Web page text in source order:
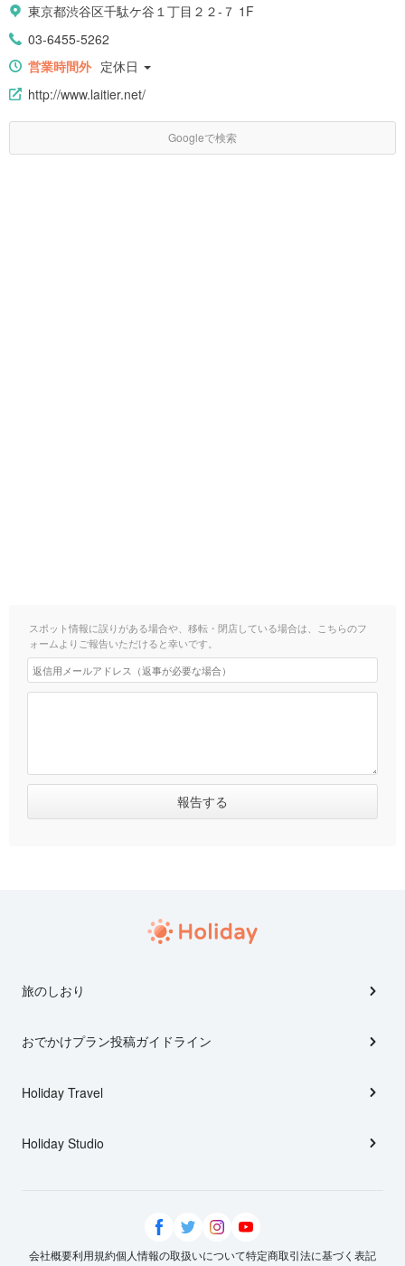
東京都渋谷区千駄ケ谷１丁目２２-７ 1F
03-6455-5262
営業時間外 定休日
http://www.laitier.net/
Googleで検索
スポット情報に誤りがある場合や、移転・閉店している場合は、こちらのフ
ォームよりご報告いただけると幸いです。
旅のしおり
おでかけプラン投稿ガイドライン
Holiday Travel
Holiday Studio
会社概要利用規約個人情報の取扱いについて特定商取引法に基づく表記